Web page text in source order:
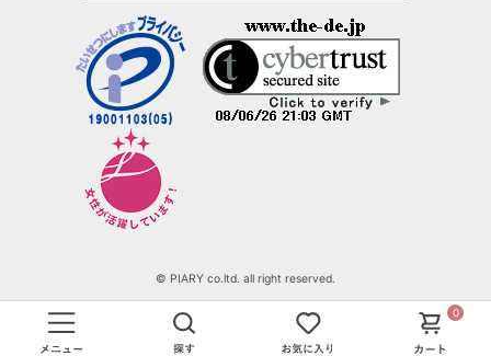
0
© PIARY co.ltd. all right reserved.